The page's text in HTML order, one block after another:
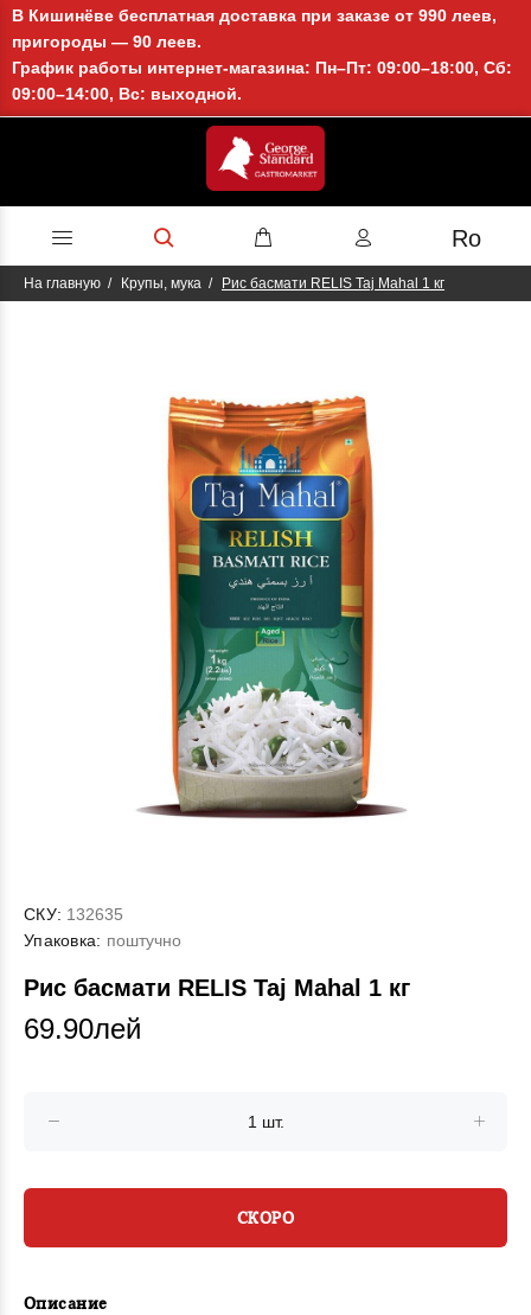
В Кишинёве бесплатная доставка при заказе от 990 леев,
пригороды — 90 леев.
График работы интернет-магазина: Пн–Пт: 09:00–18:00, Сб:
09:00–14:00, Вс: выходной.
Ro
На главную Крупы, мука Рис басмати RELIS Taj Mahal 1 кг
СКУ: 132635
Упаковка: поштучно
Рис басмати RELIS Taj Mahal 1 кг
69.90лей
СКОРО
Описание